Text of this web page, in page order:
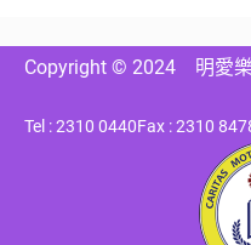
Copyright © 2024 明愛
Tel : 2310 0440Fax : 2310